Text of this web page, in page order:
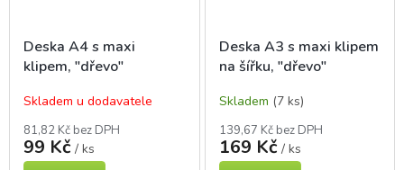
Deska A4 s maxi
klipem, "dřevo"
Skladem u dodavatele
81,82 Kč bez DPH
99 Kč / ks
Deska A3 s maxi klipem
na šířku, "dřevo"
Skladem (7 ks)
139,67 Kč bez DPH
169 Kč / ks